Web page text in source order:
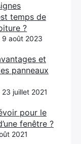
temps de
?
9 août 2023
et
panneaux
juillet 2021
pour le
fenêtre ?
2021